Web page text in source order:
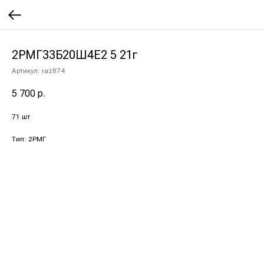
2РМГ33Б20Ш4Е2 5 21г
Артикул: raz874
5 700 р.
71 шт
Тип: 2РМГ